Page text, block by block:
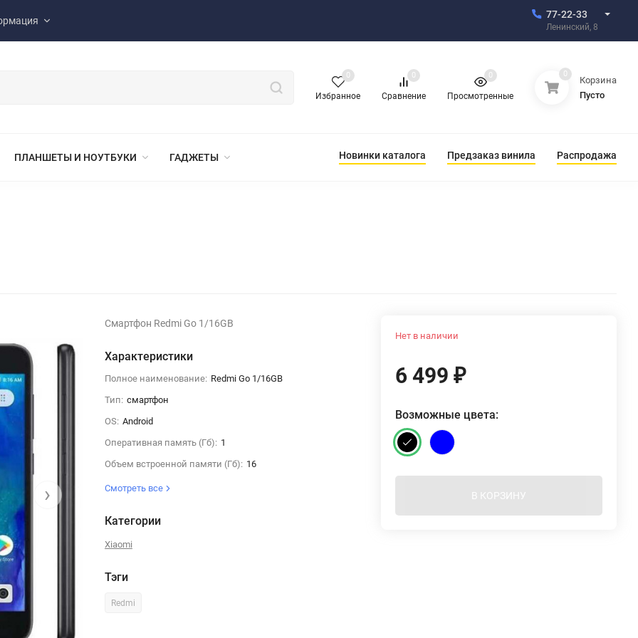
77-22-33
Ленинский, 8
Избранное
0
Сравнение
0
Просмотренные
0 0
Корзина
Пусто
ПЛАНШЕТЫ И НОУТБУКИ ГАДЖЕТЫ Новинки каталога Предзаказ винила Распродажа
›
Смартфон Redmi Go 1/16GB
Характеристики
Полное наименование: Redmi Go 1/16GB
Тип: смартфон
OS: Android
Оперативная память (Гб): 1
Объем встроенной памяти (Гб): 16
Смотреть все
Категории
Xiaomi
Тэги
Redmi
Нет в наличии
6 499₽
Возможные цвета:
В КОРЗИНУ